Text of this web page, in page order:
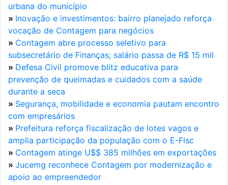
urbana do município
» Inovação e investimentos: bairro planejado reforça
vocação de Contagem para negócios
» Contagem abre processo seletivo para
subsecretário de Finanças; salário passa de R$ 15 mil
» Defesa Civil promove blitz educativa para
prevenção de queimadas e cuidados com a saúde
durante a seca
» Segurança, mobilidade e economia pautam encontro
com empresários
» Prefeitura reforça fiscalização de lotes vagos e
amplia participação da população com o E-Fisc
» Contagem atinge U$$ 385 milhões em exportações
» Jucemg reconhece Contagem por modernização e
apoio ao empreendedor